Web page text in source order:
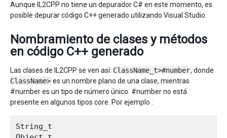
Aunque IL2CPP no tiene un depurador C# en este momento, es
posible depurar código C++ generado utilizando Visual Studio.
Nombramiento de clases y métodos
en código C++ generado
Las clases de IL2CPP se ven así: ClassName_t>#number, donde
ClassName> es un nombre plano de una clase, mientras
#number es un tipo de número único. #number no está
presente en algunos tipos core. Por ejemplo :
String_t